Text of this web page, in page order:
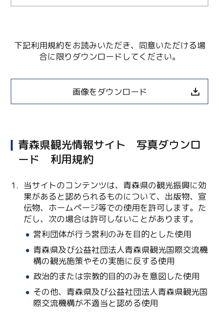
下記利用規約をお読みいただき、同意いただける場
合に限りダウンロードしてください。
画像をダウンロード
青森県観光情報サイト 写真ダウンロ
ード 利用規約
当サイトのコンテンツは、青森県の観光振興に効
果があると認められるものについて、出版物、宣
伝物、ホームページ等での使用を許可します。た
だし、次の場合は許可しないことがあります。
営利団体が行う営利のみを目的とした使用
青森県及び公益社団法人青森県観光国際交流機
構の観光施策やその実施に反する使用
政治的または宗教的目的のみを意図した使用
その他、青森県及び公益社団法人青森県観光国
際交流機構が不適当と認める使用
Twitter
Facebook
Line